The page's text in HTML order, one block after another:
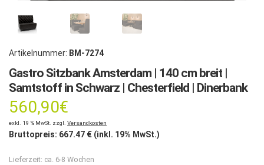
Artikelnummer: BM-7274
Gastro Sitzbank Amsterdam | 140 cm breit |
Samtstoff in Schwarz | Chesterfield | Dinerbank
560,90€
exkl. 19 % MwSt. zzgl. Versandkosten
Bruttopreis: 667.47 € (inkl. 19% MwSt.)
Lieferzeit: ca. 6-8 Wochen